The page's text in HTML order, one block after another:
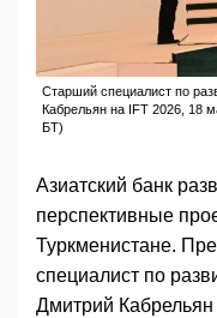
Старший специалист по
Кабрельян на IFT 2026, 18
БТ)
Азиатский банк
перспективные
Туркменистане.
специалист по
Дмитрий